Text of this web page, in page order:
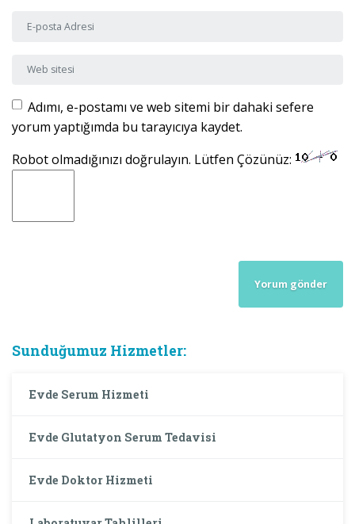
E-posta Adresi
Web sitesi
Adımı, e-postamı ve web sitemi bir dahaki sefere
yorum yaptığımda bu tarayıcıya kaydet.
Robot olmadığınızı doğrulayın. Lütfen Çözünüz:
Sunduğumuz Hizmetler:
Evde Serum Hizmeti
Evde Glutatyon Serum Tedavisi
Evde Doktor Hizmeti